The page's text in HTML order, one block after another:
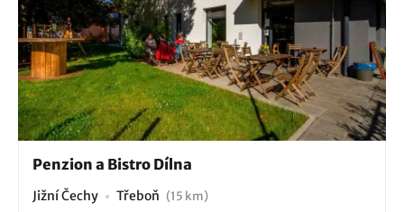
Penzion a Bistro Dílna
Jižní Čechy Třeboň (15 km)